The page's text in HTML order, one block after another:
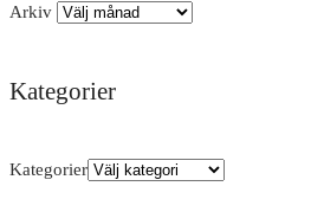
Arkiv
Kategorier
Kategorier